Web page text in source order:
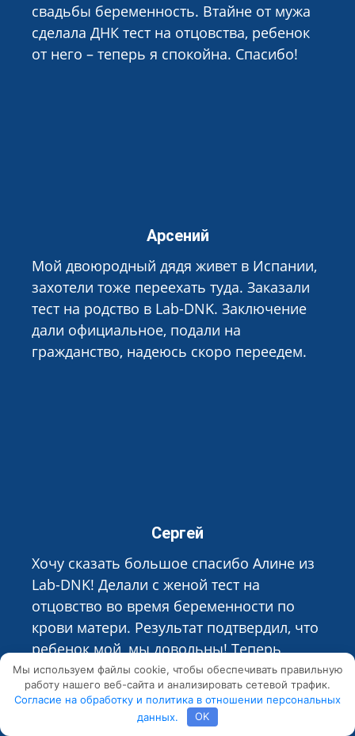
свадьбы беременность. Втайне от мужа
сделала ДНК тест на отцовства, ребенок
от него – теперь я спокойна. Спасибо!
Арсений
Мой двоюродный дядя живет в Испании,
захотели тоже переехать туда. Заказали
тест на родство в Lab-DNK. Заключение
дали официальное, подали на
гражданство, надеюсь скоро переедем.
Сергей
Хочу сказать большое спасибо Алине из
Lab-DNK! Делали с женой тест на
отцовство во время беременности по
крови матери. Результат подтвердил, что
ребенок мой, мы довольны! Теперь
живем душа в душу! Пол ребенка
определили бесплатно, позже УЗИ
подтвердило! У нас будет мальчик! Всем
Мы используем файлы cookie, чтобы обеспечивать правильную
работу нашего веб-сайта и анализировать сетевой трафик.
Согласие на обработку и политика в отношении персональных
данных.
OK